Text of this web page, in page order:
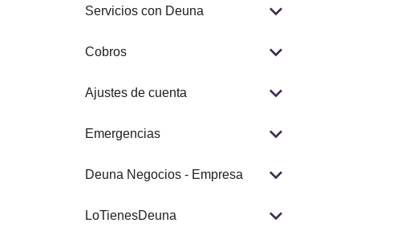
Servicios con Deuna
Cobros
Ajustes de cuenta
Emergencias
Deuna Negocios - Empresa
LoTienesDeuna